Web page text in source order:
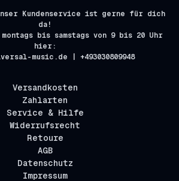
Kundenservice ist gerne für dich
da!
bis samstags von 9 bis 20 Uhr
hier:
music.de | +493030809948
Versandkosten
Zahlarten
Service & Hilfe
Widerrufsrecht
Retoure
AGB
Datenschutz
Impressum